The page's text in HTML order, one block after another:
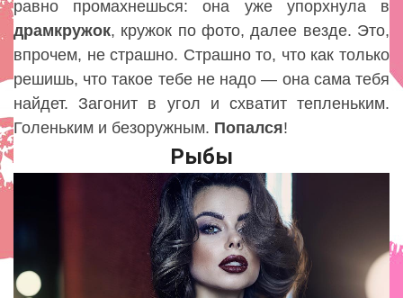
равно промахнешься: она уже упорхнула в
драмкружок, кружок по фото, далее везде. Это,
впрочем, не страшно. Страшно то, что как только
решишь, что такое тебе не надо — она сама тебя
найдет. Загонит в угол и схватит тепленьким.
Голеньким и безоружным. Попался!
Рыбы